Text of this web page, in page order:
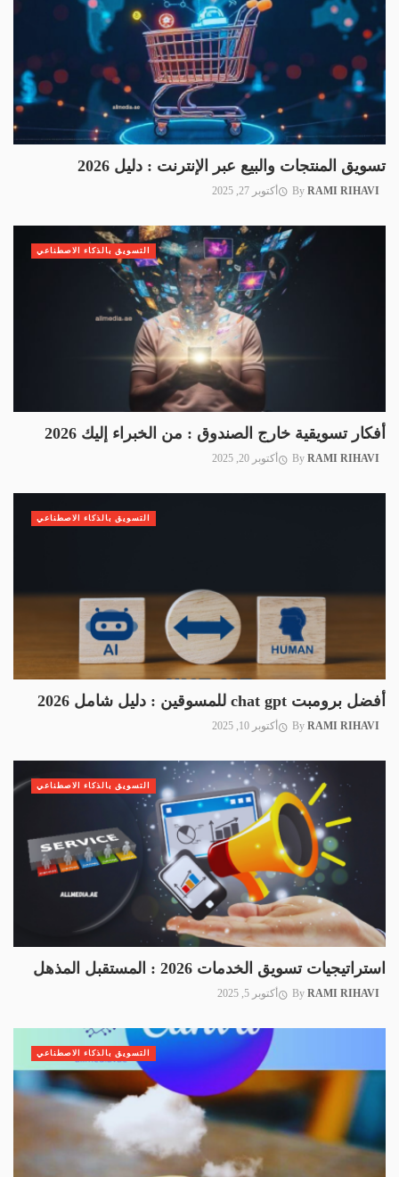
تسويق المنتجات والبيع عبر الإنترنت : دليل 2026
By RAMI RIHAVI أكتوبر 27, 2025
أفكار تسويقية خارج الصندوق : من الخبراء إليك 2026
By RAMI RIHAVI أكتوبر 20, 2025
التسويق بالذكاء الاصطناعي
أفضل برومبت chat gpt للمسوقين : دليل شامل 2026
By RAMI RIHAVI أكتوبر 10, 2025
التسويق بالذكاء الاصطناعي
استراتيجيات تسويق الخدمات 2026 : المستقبل المذهل
By RAMI RIHAVI أكتوبر 5, 2025
التسويق بالذكاء الاصطناعي
التسويق بالذكاء الاصطناعي